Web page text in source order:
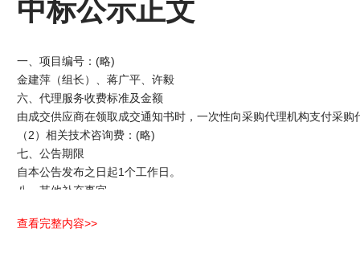
中标公示正文
一、项目编号：(略)
金建萍（组长）、蒋广平、许毅
六、代理服务收费标准及金额
由成交供应商在领取成交通知书时，一次性向采购代理机构支付采
（2）相关技术咨询费：(略)
七、公告期限
自本公告发布之日起1个工作日。
八、其他补充事宜
再受理。
查看完整内容>>